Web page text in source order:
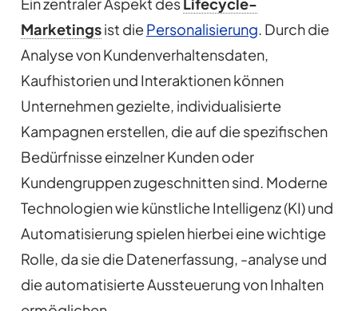
Ein zentraler Aspekt desLifecycle-
Marketingsist diePersonalisierung. Durch die
Analyse von Kundenverhaltensdaten,
Kaufhistorien und Interaktionen können
Unternehmen gezielte, individualisierte
Kampagnen erstellen, die auf die spezifischen
Bedürfnisse einzelner Kunden oder
Kundengruppen zugeschnitten sind. Moderne
Technologien wie künstliche Intelligenz (KI) und
Automatisierung spielen hierbei eine wichtige
Rolle, da sie die Datenerfassung, -analyse und
die automatisierte Aussteuerung von Inhalten